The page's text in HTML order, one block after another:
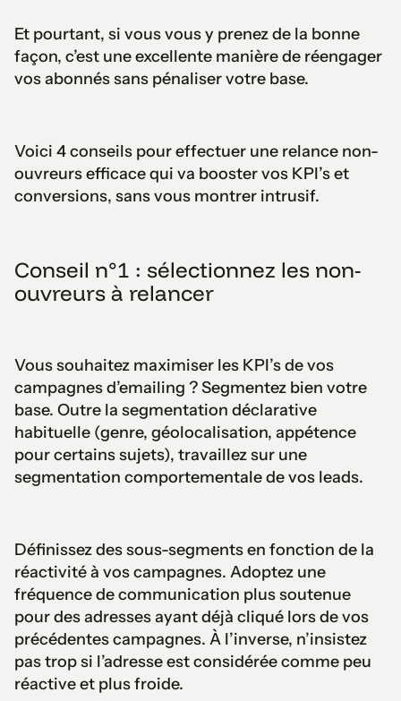
Et pourtant, si vous vous y prenez de la bonne
façon, c’est une excellente manière de réengager
vos abonnés sans pénaliser votre base.
Voici 4 conseils pour effectuer une relance non-
ouvreurs efficace qui va booster vos KPI’s et
conversions, sans vous montrer intrusif.
Conseil n°1 : sélectionnez les non-
ouvreurs à relancer
Vous souhaitez maximiser les KPI’s de vos
campagnes d’emailing ? Segmentez bien votre
base. Outre la segmentation déclarative
habituelle (genre, géolocalisation, appétence
pour certains sujets), travaillez sur une
segmentation comportementale de vos leads.
Définissez des sous-segments en fonction de la
réactivité à vos campagnes. Adoptez une
fréquence de communication plus soutenue
pour des adresses ayant déjà cliqué lors de vos
précédentes campagnes. À l’inverse, n’insistez
pas trop si l’adresse est considérée comme peu
réactive et plus froide.